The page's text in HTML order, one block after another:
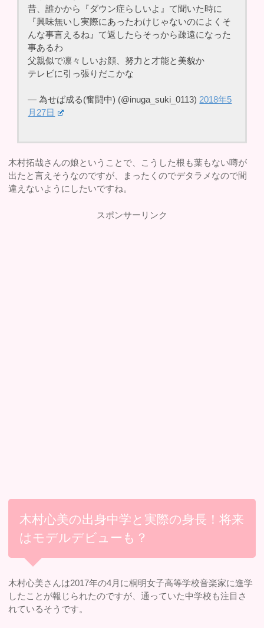
昔、誰かから『ダウン症らしいよ』て聞いた時に
『興味無いし実際にあったわけじゃないのによくそ
んな事言えるね』て返したらそっから疎遠になった
事あるわ
父親似で凛々しいお顔、努力と才能と美貌か
テレビに引っ張りだこかな
— 為せば成る(奮闘中) (@inuga_suki_0113)2018年5
月27日
木村拓哉さんの娘ということで、こうした根も葉もない噂が
出たと言えそうなのですが、まったくのでデタラメなので間
違えないようにしたいですね。
スポンサーリンク
木村心美の出身中学と実際の身長！将来
はモデルデビューも？
木村心美さんは2017年の4月に桐明女子高等学校音楽家に進学
したことが報じられたのですが、通っていた中学校も注目さ
れているそうです。